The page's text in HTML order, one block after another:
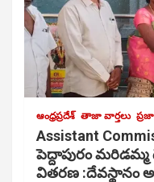
ఆంధ్రప్రదేశ్ తాజా వార్తలు
Assistant
పెద్దాపురం
వితరణ :దేవస్థానం